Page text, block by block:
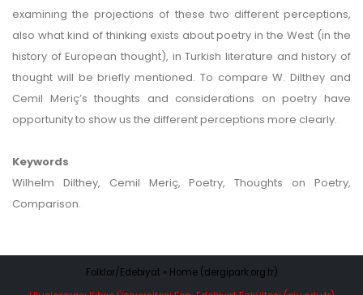
examining the projections of these two different perceptions,
also what kind of thinking exists about poetry in the West (in the
history of European thought), in Turkish literature and history of
thought will be briefly mentioned. To compare W. Dilthey and
Cemil Meriç’s thoughts and considerations on poetry have
opportunity to show us the different perceptions more clearly.
Keywords
Wilhelm Dilthey, Cemil Meriç, Poetry, Thoughts on Poetry,
Comparison.
Folklor/Edebiyat » Home (dergipark.org.tr)